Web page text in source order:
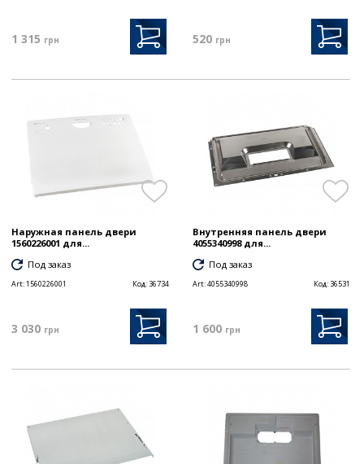
1 315 грн 520 грн
Наружная панель двери
1560226001 для...
Под заказ
Art:1560226001 Код: 36734
3 030 грн
Внутренняя панель двери
4055340998 для...
Под заказ
Art:4055340998 Код: 36531
1 600 грн